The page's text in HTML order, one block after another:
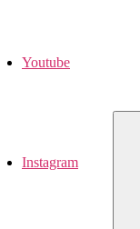
Youtube
Instagram